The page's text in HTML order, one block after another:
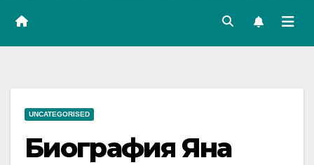
UNCATEGORISED
Биография Яна